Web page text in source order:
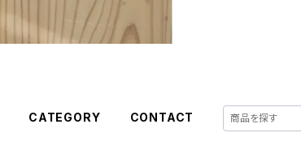
CATEGORY CONTACT